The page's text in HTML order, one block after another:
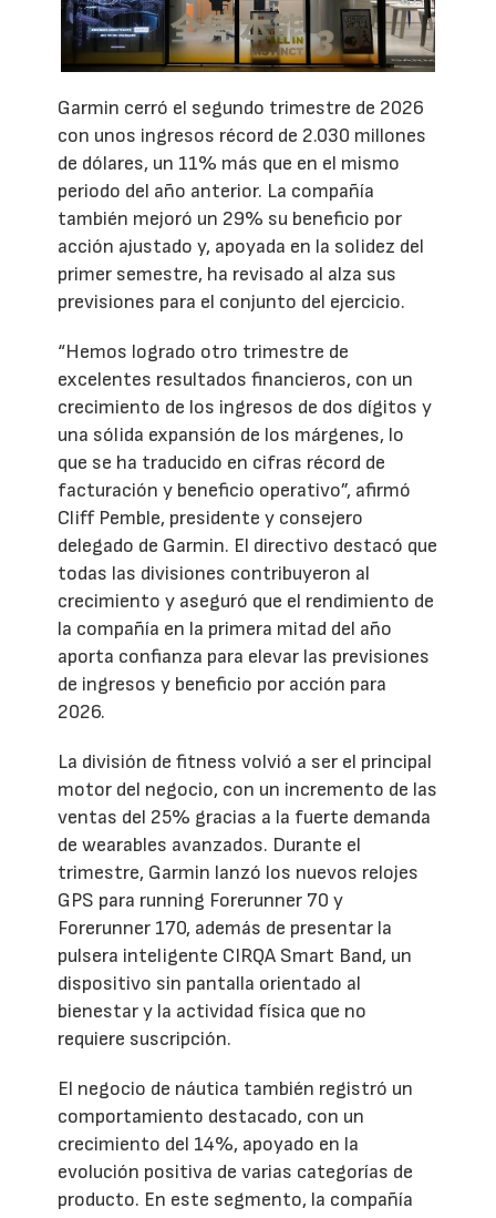
Garmin cerró el segundo trimestre de 2026
con unos ingresos récord de 2.030 millones
de dólares, un 11% más que en el mismo
periodo del año anterior. La compañía
también mejoró un 29% su beneficio por
acción ajustado y, apoyada en la solidez del
primer semestre, ha revisado al alza sus
previsiones para el conjunto del ejercicio.
“Hemos logrado otro trimestre de
excelentes resultados financieros, con un
crecimiento de los ingresos de dos dígitos y
una sólida expansión de los márgenes, lo
que se ha traducido en cifras récord de
facturación y beneficio operativo”, afirmó
Cliff Pemble, presidente y consejero
delegado de Garmin. El directivo destacó que
todas las divisiones contribuyeron al
crecimiento y aseguró que el rendimiento de
la compañía en la primera mitad del año
aporta confianza para elevar las previsiones
de ingresos y beneficio por acción para
2026.
La división de fitness volvió a ser el principal
motor del negocio, con un incremento de las
ventas del 25% gracias a la fuerte demanda
de wearables avanzados. Durante el
trimestre, Garmin lanzó los nuevos relojes
GPS para running Forerunner 70 y
Forerunner 170, además de presentar la
pulsera inteligente CIRQA Smart Band, un
dispositivo sin pantalla orientado al
bienestar y la actividad física que no
requiere suscripción.
El negocio de náutica también registró un
comportamiento destacado, con un
crecimiento del 14%, apoyado en la
evolución positiva de varias categorías de
producto. En este segmento, la compañía